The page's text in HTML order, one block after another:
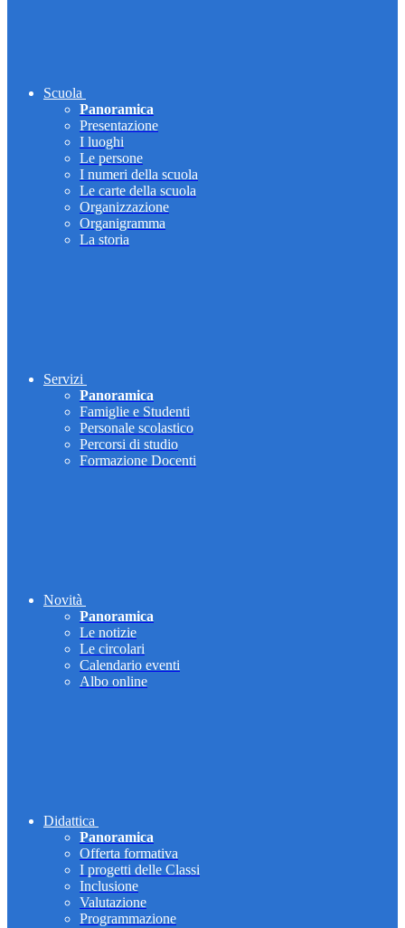
Scuola
Panoramica
Presentazione
I luoghi
Le persone
I numeri della scuola
Le carte della scuola
Organizzazione
Organigramma
La storia
Servizi
Panoramica
Famiglie e Studenti
Personale scolastico
Percorsi di studio
Formazione Docenti
Novità
Panoramica
Le notizie
Le circolari
Calendario eventi
Albo online
Didattica
Panoramica
Offerta formativa
I progetti delle Classi
Inclusione
Valutazione
Programmazione